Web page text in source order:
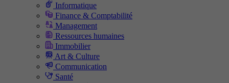
Informatique
Finance & Comptabilité
Management
Ressources humaines
Immobilier
Art & Culture
Communication
Santé